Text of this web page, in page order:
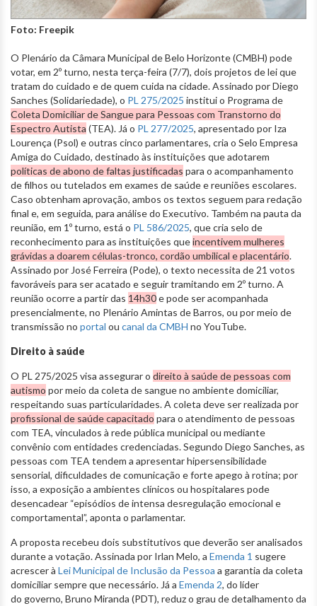
Foto: Freepik
O Plenário da Câmara Municipal de Belo Horizonte (CMBH) pode
votar, em 2º turno, nesta terça-feira (7/7), dois projetos de lei que
tratam do cuidado e de quem cuida na cidade. Assinado por Diego
Sanches (Solidariedade), o PL 275/2025 institui o Programa de
Coleta Domiciliar de Sangue para Pessoas com Transtorno do
Espectro Autista (TEA). Já o PL 277/2025, apresentado por Iza
Lourença (Psol) e outras cinco parlamentares, cria o Selo Empresa
Amiga do Cuidado, destinado às instituições que adotarem
políticas de abono de faltas justificadas para o acompanhamento
de filhos ou tutelados em exames de saúde e reuniões escolares.
Caso obtenham aprovação, ambos os textos seguem para redação
final e, em seguida, para análise do Executivo. Também na pauta da
reunião, em 1º turno, está o PL 586/2025, que cria selo de
reconhecimento para as instituições queincentivem mulheres
grávidas a doarem células-tronco, cordão umbilical e placentário.
Assinado por José Ferreira (Pode), o texto necessita de 21 votos
favoráveis para ser acatado e seguir tramitando em 2º turno. A
reunião ocorre a partir das 14h30e pode ser acompanhada
presencialmente, no Plenário Amintas de Barros, ou por meio de
transmissão no portal ou canal da CMBH no YouTube.
Direito à saúde
O PL 275/2025 visa assegurar o direito à saúde de pessoas com
autismo por meio da coleta de sangue no ambiente domiciliar,
respeitando suas particularidades. A coleta deve ser realizada por
profissional de saúde capacitado para o atendimento de pessoas
com TEA, vinculados à rede pública municipal ou mediante
convênio com entidades credenciadas. Segundo Diego Sanches, as
pessoas com TEA tendem a apresentar hipersensibilidade
sensorial, dificuldades de comunicação e forte apego à rotina; por
isso, a exposição a ambientes clínicos ou hospitalares pode
desencadear “episódios de intensa desregulação emocional e
comportamental”, aponta o parlamentar.
A proposta recebeu dois substitutivos que deverão ser analisados
durante a votação. Assinada por Irlan Melo, a Emenda 1 sugere
acrescer à Lei Municipal de Inclusão da Pessoa a garantia da coleta
domiciliar sempre que necessário. Já a Emenda 2, do líder
do governo, Bruno Miranda (PDT), reduz o grau de detalhamento da